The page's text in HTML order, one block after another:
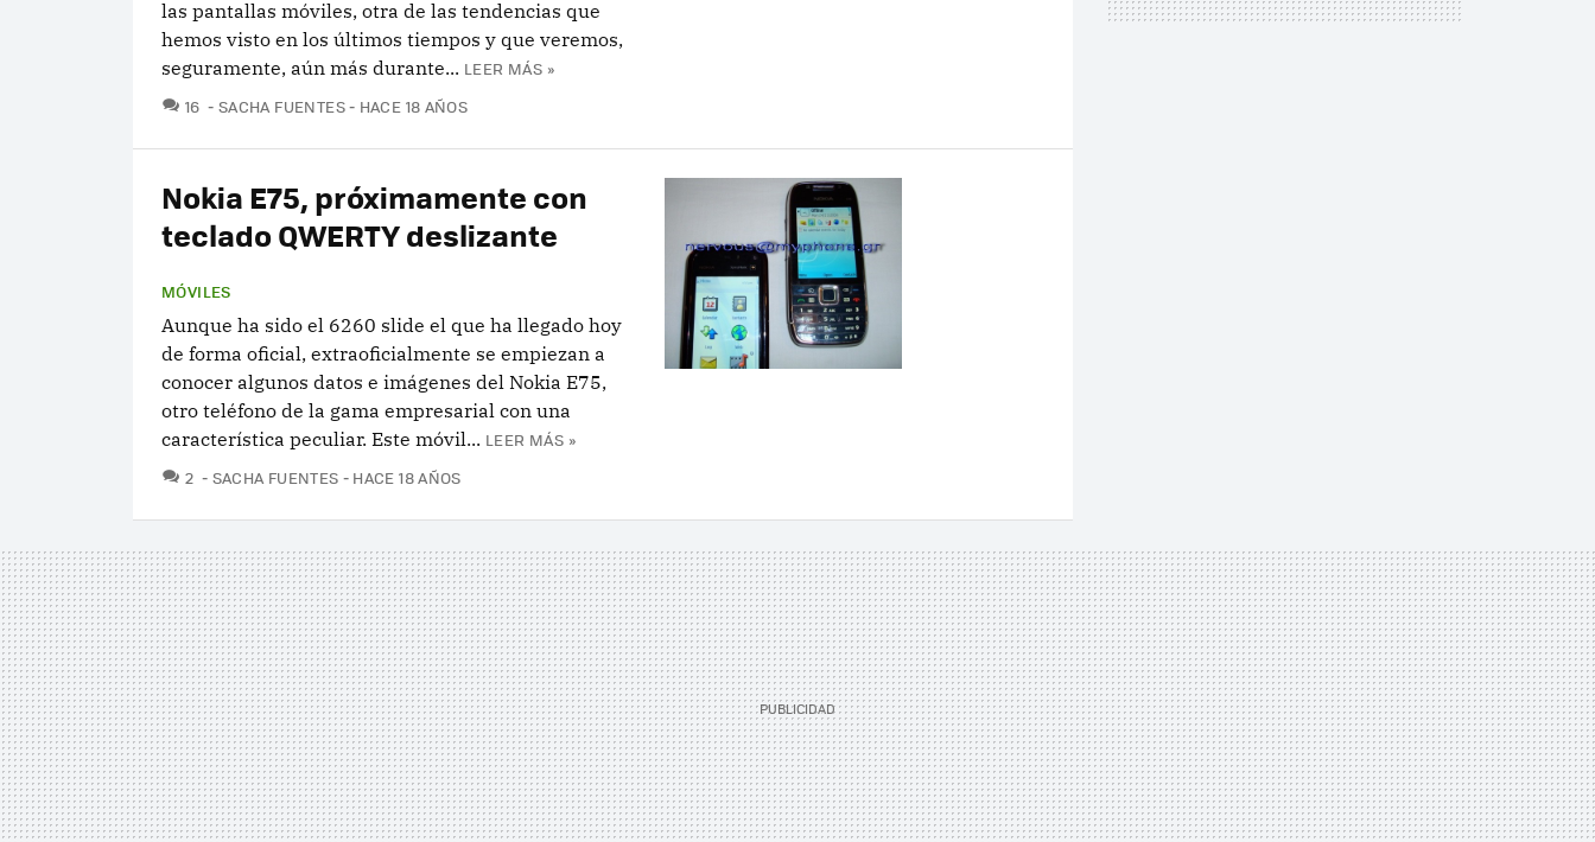
las pantallas móviles, otra de las tendencias que
hemos visto en los últimos tiempos y que veremos,
seguramente, aún más durante... LEER MÁS »
16 COMENTARIOS
SACHA FUENTES HACE 18 AÑOS
Nokia E75, próximamente con
teclado QWERTY deslizante
MÓVILES
Aunque ha sido el 6260 slide el que ha llegado hoy
de forma oficial, extraoficialmente se empiezan a
conocer algunos datos e imágenes del Nokia E75,
otro teléfono de la gama empresarial con una
característica peculiar. Este móvil... LEER MÁS »
2 COMENTARIOS
SACHA FUENTES HACE 18 AÑOS